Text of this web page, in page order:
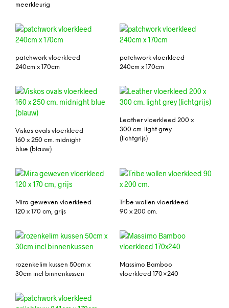
meerkleurig
patchwork vloerkleed
240cm x 170cm
patchwork vloerkleed
240cm x 170cm
Viskos ovals vloerkleed
160 x 250 cm. midnight
blue (blauw)
Leather vloerkleed 200 x
300 cm. light grey
(lichtgrijs)
Mira geweven vloerkleed
120 x 170 cm, grijs
Tribe wollen vloerkleed
90 x 200 cm.
rozenkelim kussen 50cm x
30cm incl binnenkussen
Massimo Bamboo
vloerkleed 170×240